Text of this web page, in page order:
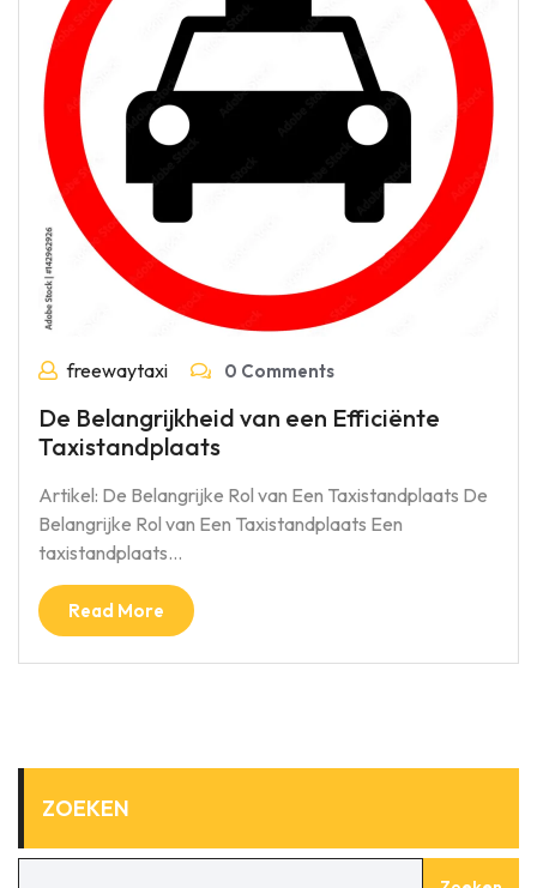
freewaytaxi 0 Comments
De Belangrijkheid van een Efficiënte
Taxistandplaats
Artikel: De Belangrijke Rol van Een Taxistandplaats De
Belangrijke Rol van Een Taxistandplaats Een
taxistandplaats…
Read More
ZOEKEN